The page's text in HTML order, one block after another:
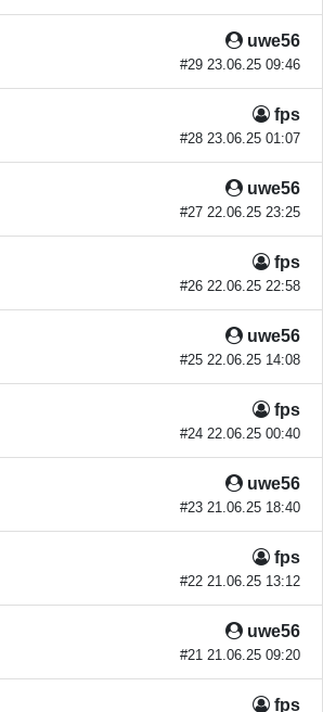
uwe56
#29 23.06.25 09:46
fps
#28 23.06.25 01:07
uwe56
#27 22.06.25 23:25
fps
#26 22.06.25 22:58
uwe56
#25 22.06.25 14:08
fps
#24 22.06.25 00:40
uwe56
#23 21.06.25 18:40
fps
#22 21.06.25 13:12
uwe56
#21 21.06.25 09:20
fps